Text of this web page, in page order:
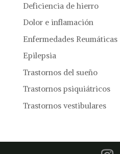
Deficiencia de hierro
Dolor e inflamación
Enfermedades Reumáticas
Epilepsia
Trastornos del sueño
Trastornos psiquiátricos
Trastornos vestibulares